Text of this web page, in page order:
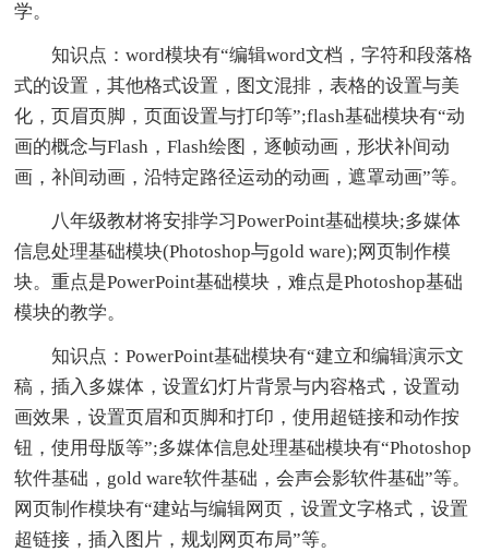
学。
知识点：word模块有“编辑word文档，字符和段落格
式的设置，其他格式设置，图文混排，表格的设置与美
化，页眉页脚，页面设置与打印等”;flash基础模块有“动
画的概念与Flash，Flash绘图，逐帧动画，形状补间动
画，补间动画，沿特定路径运动的动画，遮罩动画”等。
八年级教材将安排学习PowerPoint基础模块;多媒体
信息处理基础模块(Photoshop与gold ware);网页制作模
块。重点是PowerPoint基础模块，难点是Photoshop基础
模块的教学。
知识点：PowerPoint基础模块有“建立和编辑演示文
稿，插入多媒体，设置幻灯片背景与内容格式，设置动
画效果，设置页眉和页脚和打印，使用超链接和动作按
钮，使用母版等”;多媒体信息处理基础模块有“Photoshop
软件基础，gold ware软件基础，会声会影软件基础”等。
网页制作模块有“建站与编辑网页，设置文字格式，设置
超链接，插入图片，规划网页布局”等。